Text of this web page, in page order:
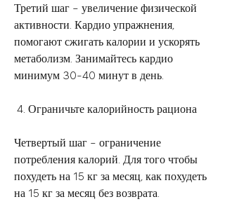
Третий шаг – увеличение физической
активности. Кардио упражнения,
помогают сжигать калории и ускорять
метаболизм. Занимайтесь кардио
минимум 30-40 минут в день.
4. Ограничьте калорийность рациона
Четвертый шаг – ограничение
потребления калорий. Для того чтобы
похудеть на 15 кг за месяц, как похудеть
на 15 кг за месяц без возврата.